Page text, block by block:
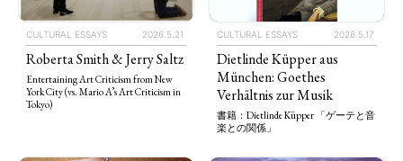
CULTURAL ESSAYS 2026.5.21
Roberta Smith & Jerry Saltz
Entertaining Art Criticism from New
York City (vs. Mario A’s Art Criticism in
Tokyo)
CULTURAL ESSAYS 2026.5.17
Dietlinde Küpper aus
München: Goethes
Verhältnis zur Musik
書籍：Dietlinde Küpper 「ゲーテと音
楽との関係」